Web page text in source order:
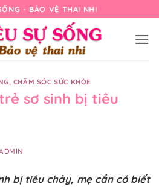
- BẢO VỆ THAI NHI
, CHĂM SÓC SỨC KHỎE
sơ sinh bị tiêu
bị tiêu chảy, mẹ cần có biết